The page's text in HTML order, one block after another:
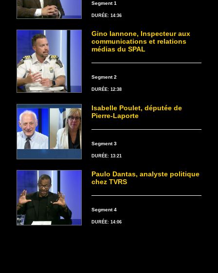
Segment 1
DURÉE: 14:36
Gino Iannone, Inspecteur aux
communications et relations
médias du SPAL
Segment 2
DURÉE: 12:38
Isabelle Poulet, députée de
Pierre-Laporte
Segment 3
DURÉE: 13:21
Paulo Dantas, analyste politique
chez TVRS
Segment 4
DURÉE: 14:06